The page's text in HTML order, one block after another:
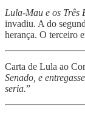
Lula-Mau e os Três
invadiu. A do
herança. O terceiro
Carta de Lula ao
Senado, e
seria.”